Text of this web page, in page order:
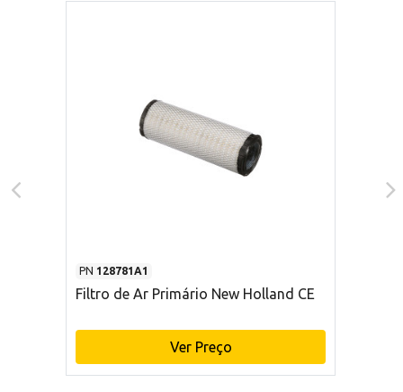
PN 128781A1
Filtro de Ar Primário New Holland CE
Ver Preço